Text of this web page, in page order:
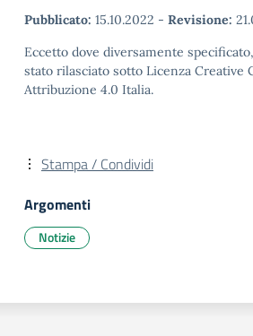
Pubblicato: 15.10.2022 - Revisione:
Eccetto dove diversamente
stato rilasciato sotto Licenza Creative
Attribuzione 4.0 Italia.
Stampa / Condividi
Argomenti
Notizie